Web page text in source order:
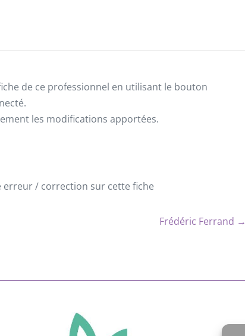
de ce professionnel en utilisant le bouton
les modifications apportées.
erreur / correction sur cette fiche
Frédéric Ferrand →